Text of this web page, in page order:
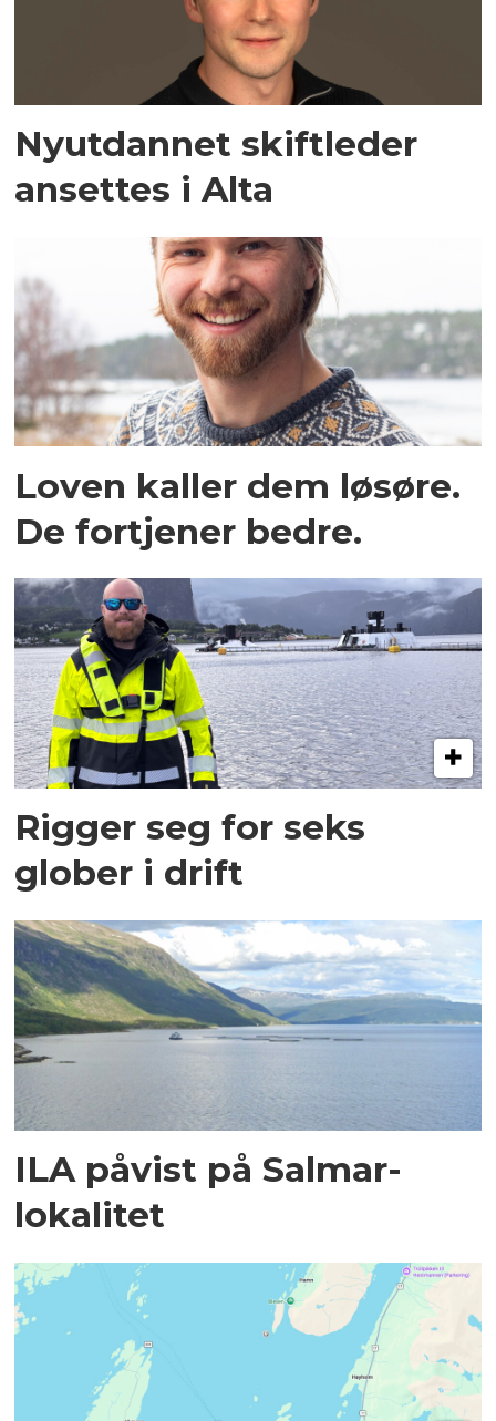
Nyutdannet skiftleder
ansettes i Alta
Loven kaller dem løsøre.
De fortjener bedre.
Rigger seg for seks
glober i drift
ILA påvist på Salmar-
lokalitet